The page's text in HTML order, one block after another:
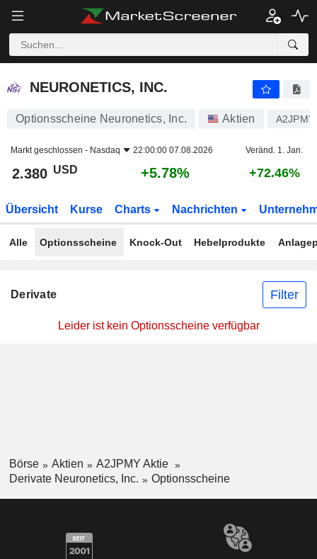
NEURONETICS, INC.
NEURONETICS, INC.
Optionsscheine Neuronetics, Inc. Aktien A2JPMY
Markt geschlossen - Nasdaq 22:00:00 07.08.2026 Veränd. 1. Jan.
2.380 USD +5.78% +72.46%
Übersicht Kurse Charts Nachrichten
Alle Optionsscheine Knock-Out Hebelprodukte
Derivate Filter
Leider ist kein Optionsscheine verfügbar
Börse Aktien
A2JPMY Aktie
Derivate Neuronetics, Inc.
Optionsscheine